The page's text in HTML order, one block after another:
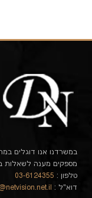
במשרדנו אנו דוגלים
מספקים מענה לשאלות
טלפון : 03-6124355
דוא"ל :